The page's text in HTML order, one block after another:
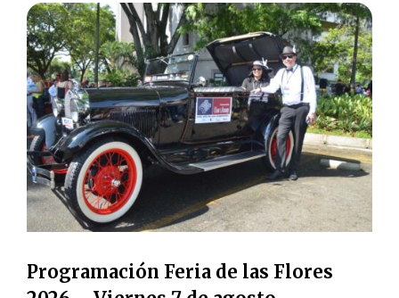
Programación Feria de las Flores